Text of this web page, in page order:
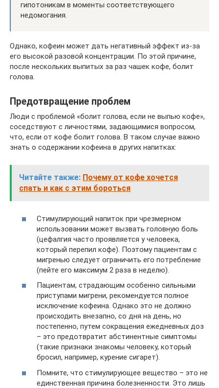
гипотоникам в моменты соответствующего
недомогания.
Однако, кофеин может дать негативный эффект из-за
его высокой разовой концентрации. По этой причине,
после нескольких выпитых за раз чашек кофе, болит
голова.
Предотвращение проблем
Люди с проблемой «болит голова, если не выпью кофе»,
соседствуют с личностями, задающимися вопросом,
что, если от кофе болит голова. В таком случае важно
знать о содержании кофеина в других напитках:
Читайте также: Почему от кофе хочется
спать и как с этим бороться
Стимулирующий напиток при чрезмерном
использовании может вызвать головную боль
(цефалгия часто проявляется у человека,
который перепил кофе). Поэтому пациентам с
мигренью следует ограничить его потребление
(пейте его максимум 2 раза в неделю).
Пациентам, страдающим особенно сильными
приступами мигрени, рекомендуется полное
исключение кофеина. Однако это не должно
происходить внезапно, со дня на день, но
постепенно, путем сокращения ежедневных доз
– это предотвратит абстинентные симптомы
(такие признаки знакомы человеку, который
бросил, например, курение сигарет).
Помните, что стимулирующее вещество – это не
единственная причина болезненности. Это лишь